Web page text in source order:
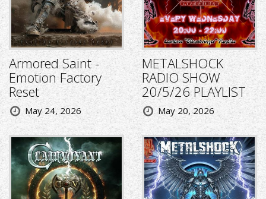
Armored Saint -
Emotion Factory
Reset
May 24, 2026
METALSHOCK
RADIO SHOW
20/5/26 PLAYLIST
May 20, 2026